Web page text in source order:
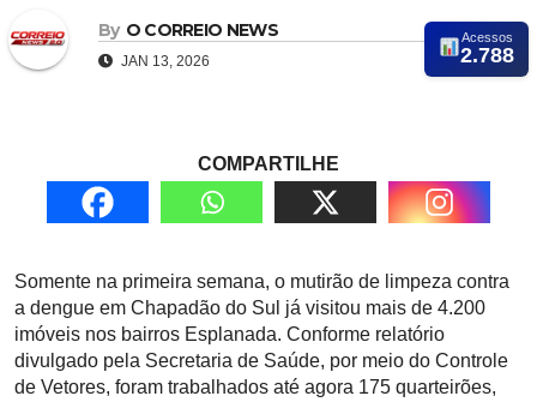
By O CORREIO NEWS
JAN 13, 2026
Acessos
2.788
COMPARTILHE
Somente na primeira semana, o mutirão de limpeza contra
a dengue em Chapadão do Sul já visitou mais de 4.200
imóveis nos bairros Esplanada. Conforme relatório
divulgado pela Secretaria de Saúde, por meio do Controle
de Vetores, foram trabalhados até agora 175 quarteirões,